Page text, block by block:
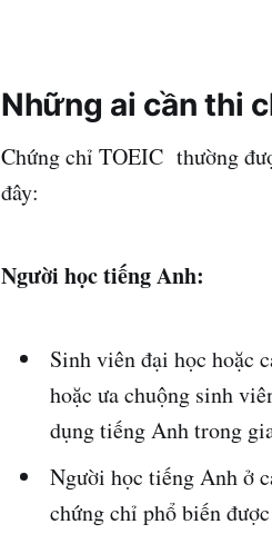
Những ai cần thi
Chứng chỉ TOEIC thường
đây:
Người học tiếng Anh:
Sinh viên đại học hoặc
hoặc ưa chuộng sinh
dụng tiếng Anh trong
Người học tiếng Anh ở
chứng chỉ phổ biến